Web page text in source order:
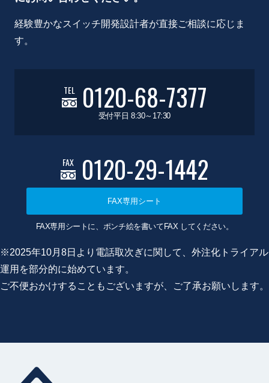
経験豊かなスイッチ開発設計者が直接ご相談に応じま
す。
TEL 0120-68-7377
受付平日 8:30～17:30
FAX 0120-29-1442
FAX専用シート
FAX専用シートに、ポンチ絵を書いてFAX してください。
※2025年10月8日より電話取次ぎに関して、外注化トライアル
運用を部分的に始めています。
ご不便おかけすることもございますが、ご了承お願いします。